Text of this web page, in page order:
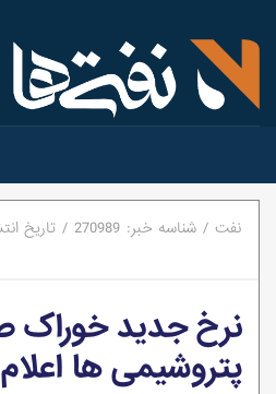
نفت / شناسه خبر: 270989
/ تاریخ
نرخ جدید خوراک
پتروشیمی ها